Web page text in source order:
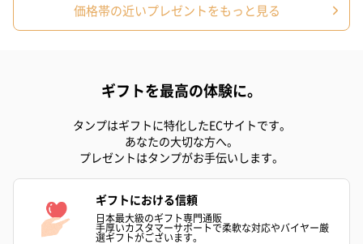
価格帯の近いプレゼントをもっと見る
ギフトを最高の体験に。
タンプはギフトに特化したECサイトです。
あなたの大切な方へ。
プレゼントはタンプがお手伝いします。
ギフトにおける信頼
日本最大級のギフト専門通販
手厚いカスタマーサポートで柔軟な対応やバイヤー厳
選ギフトがございます。